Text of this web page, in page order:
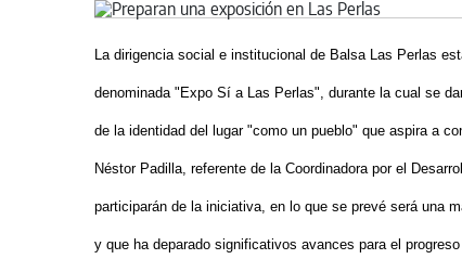
La dirigencia social e institucional de Balsa Las Perlas
denominada "Expo Sí a Las Perlas", durante la cual se
de la identidad del lugar "como un pueblo" que aspira a
Néstor Padilla, referente de la Coordinadora por el
participarán de la iniciativa, en lo que se prevé será una
y que ha deparado significativos avances para el progreso